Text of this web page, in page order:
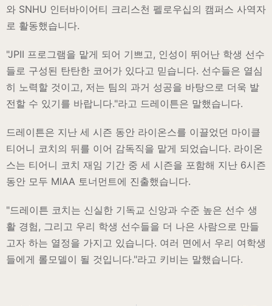
와 SNHU 인터바이어티 크리스천 펠로우십의 캠퍼스 사역자
로 활동했습니다.
"JPII 프로그램을 맡게 되어 기쁘고, 인성이 뛰어난 학생 선수
들로 구성된 탄탄한 코어가 있다고 믿습니다. 선수들은 열심
히 노력할 것이고, 저는 팀의 과거 성공을 바탕으로 더욱 발
전할 수 있기를 바랍니다."라고 드레이튼은 말했습니다.
드레이튼은 지난 세 시즌 동안 라이온스를 이끌었던 마이클
티어니 코치의 뒤를 이어 감독직을 맡게 되었습니다. 라이온
스는 티어니 코치 재임 기간 중 세 시즌을 포함해 지난 6시즌
동안 모두 MIAA 토너먼트에 진출했습니다.
"드레이튼 코치는 신실한 기독교 신앙과 수준 높은 선수 생
활 경험, 그리고 우리 학생 선수들을 더 나은 사람으로 만들
고자 하는 열정을 가지고 있습니다. 여러 면에서 우리 여학생
들에게 롤모델이 될 것입니다."라고 키비는 말했습니다.